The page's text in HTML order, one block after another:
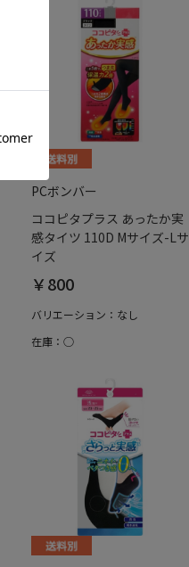
PCボンバー
ココピタプラス あったか実
感タイツ 110D Mサイズ-Lサ
イズ
￥800
バリエーション：なし
在庫：○